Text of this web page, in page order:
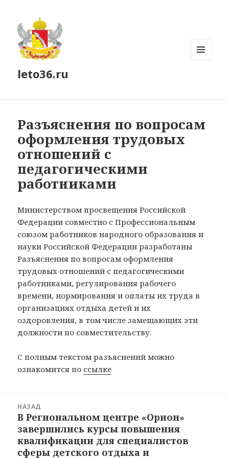
leto36.ru
Разъяснения по вопросам
оформления трудовых
отношений с
педагогическими
работниками
Министерством просвещения Российской
Федерации совместно с Профессиональным
союзом работников народного образования и
науки Российской Федерации разработаны
Разъяснения по вопросам оформления
трудовых отношений с педагогическими
работниками, регулирования рабочего
времени, нормирования и оплаты их труда в
организациях отдыха детей и их
оздоровления, в том числе замещающих эти
должности по совместительству.
С полным текстом разъяснений можно
ознакомится по ссылке
записям
НАЗАД
Предыдущая
запись:
В Региональном центре «Орион»
завершились курсы повышения
квалификации для специалистов
сферы детского отдыха и